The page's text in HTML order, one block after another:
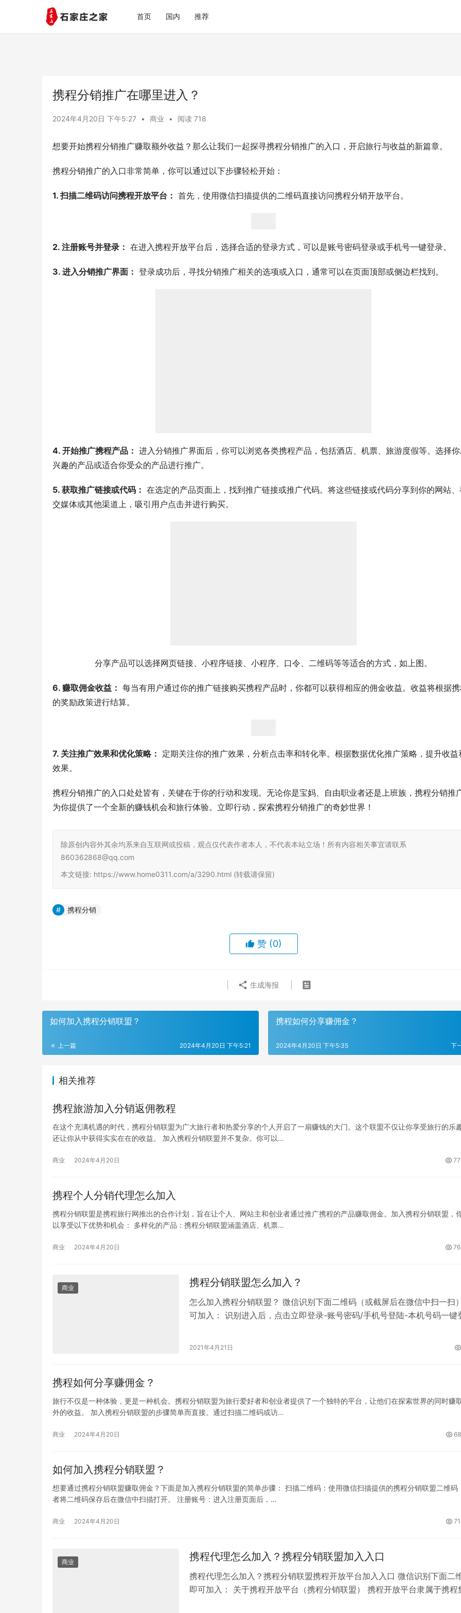
首页 国内 推荐
携程分销推广在哪里进入？
2024年4月20日 下午5:27 • 商业 • 阅读 718
想要开始携程分销推广赚取额外收益？那么让我们一起探寻携程分销推广的入口，开启旅行与收益的新篇章。
携程分销推广的入口非常简单，你可以通过以下步骤轻松开始：
1. 扫描二维码访问携程开放平台： 首先，使用微信扫描提供的二维码直接访问携程分销开放平台。
2. 注册账号并登录： 在进入携程开放平台后，选择合适的登录方式，可以是账号密码登录或手机号一键登录。
3. 进入分销推广界面： 登录成功后，寻找分销推广相关的选项或入口，通常可以在页面顶部或侧边栏找到。
4. 开始推广携程产品： 进入分销推广界面后，你可以浏览各类携程产品，包括酒店、机票、旅游度假等。选择
兴趣的产品或适合你受众的产品进行推广。
5. 获取推广链接或代码： 在选定的产品页面上，找到推广链接或推广代码。将这些链接或代码分享到你的网站、
交媒体或其他渠道上，吸引用户点击并进行购买。
分享产品可以选择网页链接、小程序链接、小程序、口令、二维码等等适合的方式，如上图。
6. 赚取佣金收益： 每当有用户通过你的推广链接购买携程产品时，你都可以获得相应的佣金收益。收益将根据
的奖励政策进行结算。
7. 关注推广效果和优化策略： 定期关注你的推广效果，分析点击率和转化率。根据数据优化推广策略，提升收益
效果。
携程分销推广的入口处处皆有，关键在于你的行动和发现。无论你是宝妈、自由职业者还是上班族，携程分销推
为你提供了一个全新的赚钱机会和旅行体验。立即行动，探索携程分销推广的奇妙世界！
除原创内容外其余均系来自互联网或投稿，观点仅代表作者本人，不代表本站立场！所有内容相关事宜请联系
860362868@qq.com
本文链接: https://www.home0311.com/a/3290.html (转载请保留)
携程分销
赞 (0)
生成海报
如何加入携程分销联盟？
上一篇 2024年4月20日 下午5:21
携程如何分享赚佣金？
下
2024年4月20日 下午5:35
相关推荐
携程旅游加入分销返佣教程
在这个充满机遇的时代，携程分销联盟为广大旅行者和热爱分享的个人开启了一扇赚钱的大门。这个联盟不仅让你享受旅行的乐
还让你从中获得实实在在的收益。 加入携程分销联盟并不复杂。你可以…
商业 2024年4月20日
携程个人分销代理怎么加入
携程分销联盟是携程旅行网推出的合作计划，旨在让个人、网站主和创业者通过推广携程的产品赚取佣金。加入携程分销联盟，
以享受以下优势和机会： 多样化的产品：携程分销联盟涵盖酒店、机票…
商业 2024年4月20日
商业 携程分销联盟怎么加入？
怎么加入携程分销联盟？ 微信识别下面二维码（或截屏后在微信中扫一扫
可加入： 识别进入后，点击立即登录-账号密码/手机号登陆-本机号码一键
2021年4月21日
携程如何分享赚佣金？
旅行不仅是一种体验，更是一种机会。携程分销联盟为旅行爱好者和创业者提供了一个独特的平台，让他们在探索世界的同时赚
外的收益。 加入携程分销联盟的步骤简单而直接。通过扫描二维码或访…
商业 2024年4月20日
如何加入携程分销联盟？
想要通过携程分销联盟赚取佣金？下面是加入携程分销联盟的简单步骤： 扫描二维码：使用微信扫描提供的携程分销联盟二维码
者将二维码保存后在微信中扫描打开。 注册账号：进入注册页面后，…
商业 2024年4月20日
商业 携程代理怎么加入？携程分销联盟加入入口
携程代理怎么加入？携程分销联盟携程开放平台加入入口 微信识别下面二
即可加入： 关于携程开放平台（携程分销联盟） 携程开放平台隶属于携程